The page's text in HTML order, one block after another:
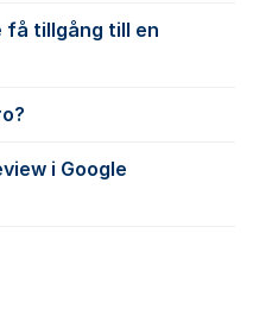
få tillgång till en
i Google